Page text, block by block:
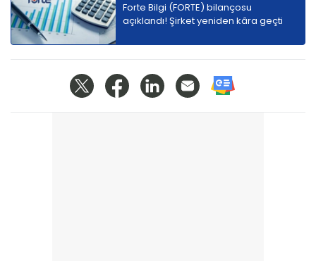
Forte Bilgi (FORTE) bilançosu
açıklandı! Şirket yeniden kâra geçti